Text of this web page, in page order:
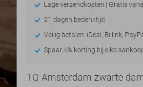
Lage verzendkosten | Gratis
21 dagen bedenktijd
Veilig betalen: iDeal, Billink,
Spaar 4% korting bij elke
TQ Amsterdam zwarte